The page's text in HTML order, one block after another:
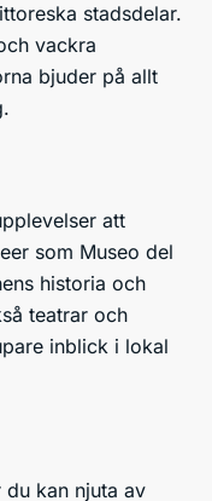
stadsdelar.
vackra
bjuder på allt
att
som Museo del
historia och
teatrar och
inblick i lokal
kan njuta av